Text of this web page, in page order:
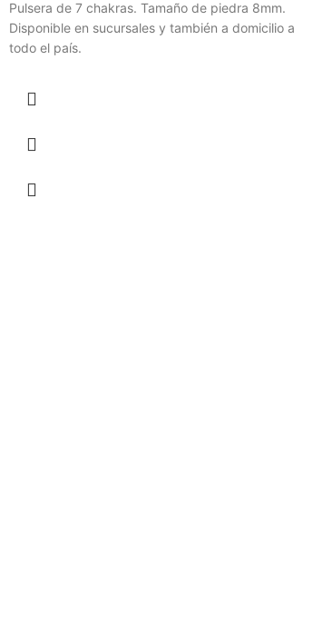
Pulsera de 7 chakras. Tamaño de piedra 8mm.
Disponible en sucursales y también a domicilio a
todo el país.